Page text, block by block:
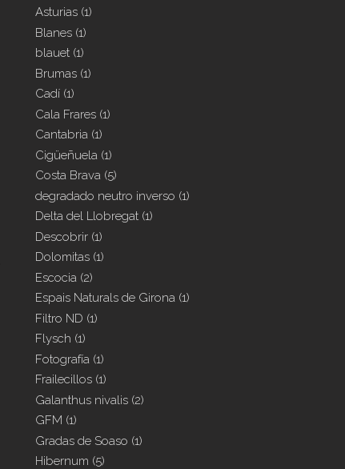
Asturias (1)
Blanes (1)
blauet (1)
Brumas (1)
Cadí (1)
Cala Frares (1)
Cantabria (1)
Cigüeñuela (1)
Costa Brava (5)
degradado neutro inverso (1)
Delta del Llobregat (1)
Descobrir (1)
Dolomitas (1)
Escocia (2)
Espais Naturals de Girona (1)
Filtro ND (1)
Flysch (1)
Fotografía (1)
Frailecillos (1)
Galanthus nivalis (2)
GFM (1)
Gradas de Soaso (1)
Hibernum (5)